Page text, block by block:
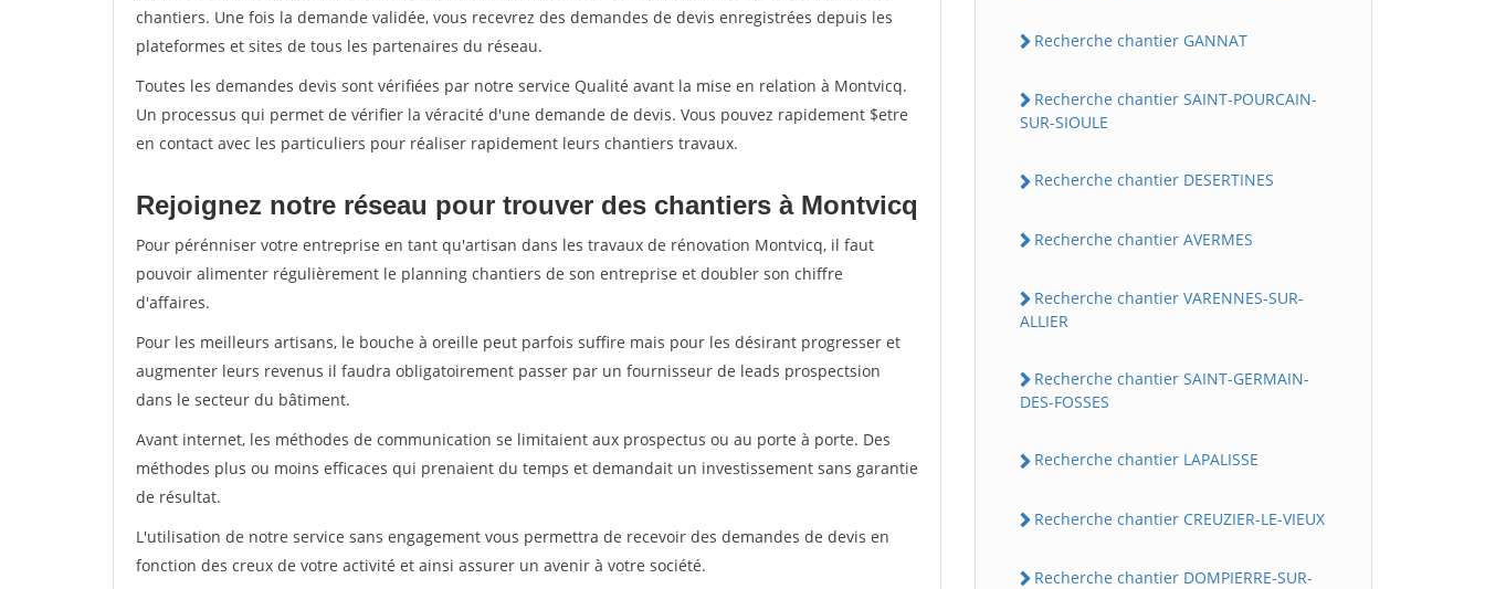
chantiers. Une fois la demande validée, vous recevrez des demandes de devis enregistrées depuis les
plateformes et sites de tous les partenaires du réseau.
Toutes les demandes devis sont vérifiées par notre service Qualité avant la mise en relation à Montvicq.
Un processus qui permet de vérifier la véracité d'une demande de devis. Vous pouvez rapidement $etre
en contact avec les particuliers pour réaliser rapidement leurs chantiers travaux.
Rejoignez notre réseau pour trouver des chantiers à Montvicq
Pour pérénniser votre entreprise en tant qu'artisan dans les travaux de rénovation Montvicq, il faut
pouvoir alimenter régulièrement le planning chantiers de son entreprise et doubler son chiffre
d'affaires.
Pour les meilleurs artisans, le bouche à oreille peut parfois suffire mais pour les désirant progresser et
augmenter leurs revenus il faudra obligatoirement passer par un fournisseur de leads prospectsion
dans le secteur du bâtiment.
Avant internet, les méthodes de communication se limitaient aux prospectus ou au porte à porte. Des
méthodes plus ou moins efficaces qui prenaient du temps et demandait un investissement sans garantie
de résultat.
L'utilisation de notre service sans engagement vous permettra de recevoir des demandes de devis en
fonction des creux de votre activité et ainsi assurer un avenir à votre société.
Recherche chantier GANNAT
Recherche chantier SAINT-POURCAIN-
SUR-SIOULE
Recherche chantier DESERTINES
Recherche chantier AVERMES
Recherche chantier VARENNES-SUR-
ALLIER
Recherche chantier SAINT-GERMAIN-
DES-FOSSES
Recherche chantier LAPALISSE
Recherche chantier CREUZIER-LE-VIEUX
Recherche chantier DOMPIERRE-SUR-